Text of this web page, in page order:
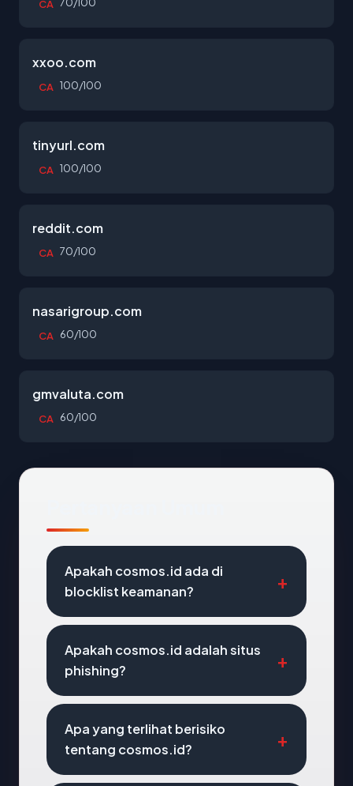
CA
xxoo.com
CA 100/100
tinyurl.com
CA 100/100
reddit.com
CA 70/100
nasarigroup.com
CA 60/100
gmvaluta.com
CA 60/100
Apakah cosmos.id ada di
blocklist keamanan?
Apakah cosmos.id adalah situs
phishing?
Apa yang terlihat berisiko
tentang cosmos.id?